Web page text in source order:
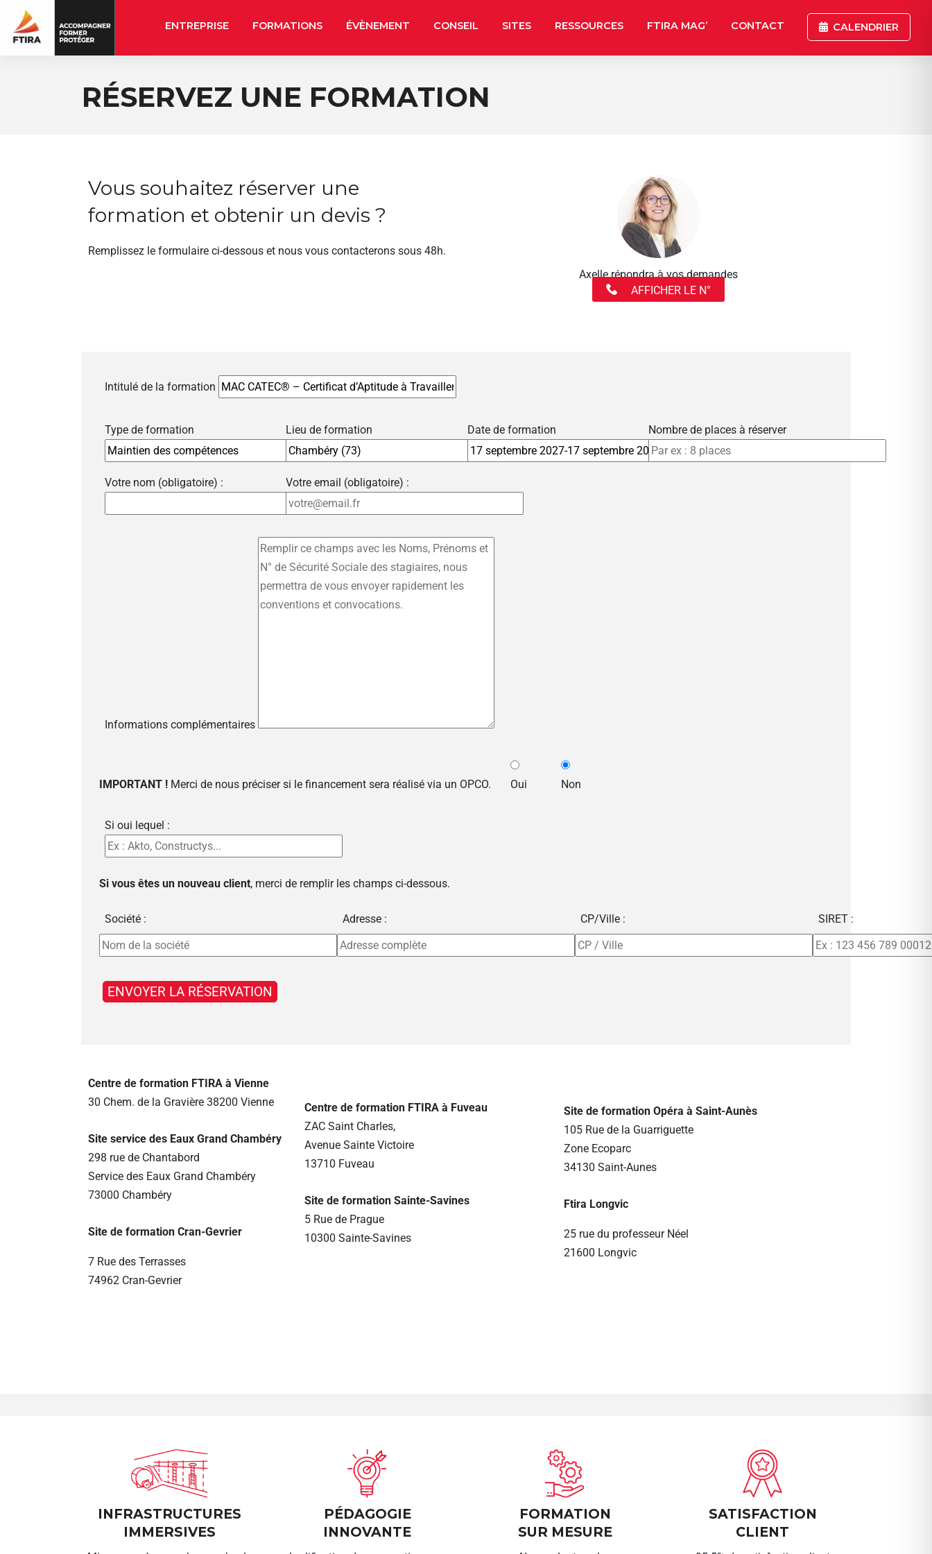
ENTREPRISE FORMATIONS ÉVÈNEMENT CONSEIL SITES RESSOURCES FTIRA MAG’ CONTACT CALENDRIER
RÉSERVEZ UNE FORMATION
Vous souhaitez réserver une
formation et obtenir un devis ?
Remplissez le formulaire ci-dessous et nous vous contacterons sous 48h.
Axelle répondra à vos demandes
AFFICHER LE N°
Intitulé de la formation
Type de formation Lieu de formation Date de formation Nombre de places à réserver
Votre nom (obligatoire) : Votre email (obligatoire) :
Informations complémentaires
IMPORTANT ! Merci de nous préciser si le financement sera réalisé via un OPCO. Oui Non
Si oui lequel :
Si vous êtes un nouveau client, merci de remplir les champs ci-dessous.
Société : Adresse : CP/Ville : SIRET :
Centre de formation FTIRA à Vienne
30 Chem. de la Gravière 38200 Vienne
Site service des Eaux Grand Chambéry
298 rue de Chantabord
Service des Eaux Grand Chambéry
73000 Chambéry
Site de formation Cran-Gevrier
7 Rue des Terrasses
74962 Cran-Gevrier
Centre de formation FTIRA à Fuveau
ZAC Saint Charles,
Avenue Sainte Victoire
13710 Fuveau
Site de formation Sainte-Savines
5 Rue de Prague
10300 Sainte-Savines
Site de formation Opéra à Saint-Aunès
105 Rue de la Guarriguette
Zone Ecoparc
34130 Saint-Aunes
Ftira Longvic
25 rue du professeur Néel
21600 Longvic
INFRASTRUCTURES
IMMERSIVES
PÉDAGOGIE
INNOVANTE
FORMATION
SUR MESURE
SATISFACTION
CLIENT